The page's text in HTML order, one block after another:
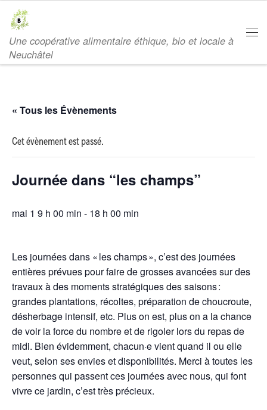
Passer au contenu
Une coopérative alimentaire éthique, bio et locale à
Neuchâtel
« Tous les Évènements
Cet évènement est passé.
Journée dans “les champs”
mai 1 9 h 00 min - 18 h 00 min
Les journées dans « les champs », c’est des journées
entières prévues pour faire de grosses avancées sur des
travaux à des moments stratégiques des saisons :
grandes plantations, récoltes, préparation de choucroute,
désherbage intensif, etc. Plus on est, plus on a la chance
de voir la force du nombre et de rigoler lors du repas de
midi. Bien évidemment, chacun·e vient quand il ou elle
veut, selon ses envies et disponibilités. Merci à toutes les
personnes qui passent ces journées avec nous, qui font
vivre ce jardin, c’est très précieux.